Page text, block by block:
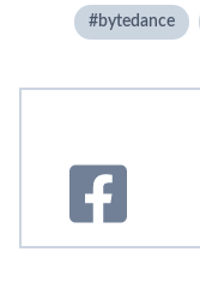
bytedance